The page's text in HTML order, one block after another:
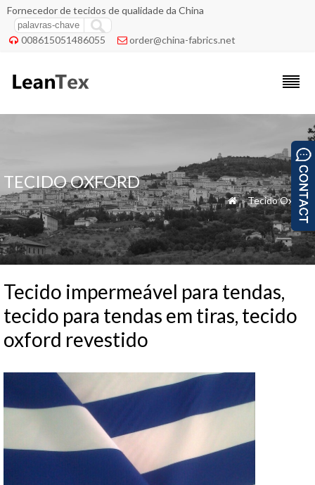
Fornecedor de tecidos de qualidade da China
 008615051486055  order@china-fabrics.net
TECIDO OXFORD
 »Tecido Oxford
Tecido impermeável para tendas,
tecido para tendas em tiras, tecido
oxford revestido